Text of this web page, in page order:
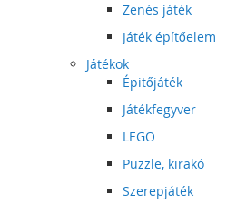
Zenés játék
Játék építőelem
Játékok
Épitőjáték
Játékfegyver
LEGO
Puzzle, kirakó
Szerepjáték